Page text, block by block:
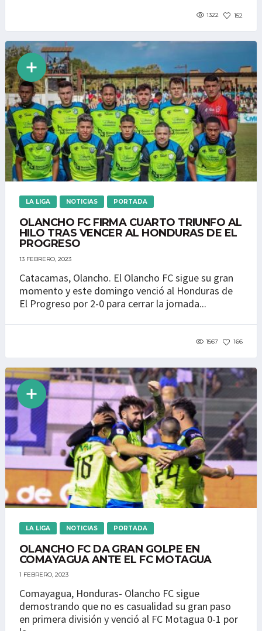
1322 152
LA LIGA NOTICIAS PORTADA
OLANCHO FC FIRMA CUARTO TRIUNFO AL
HILO TRAS VENCER AL HONDURAS DE EL
PROGRESO
13 FEBRERO, 2023
Catacamas, Olancho. El Olancho FC sigue su gran
momento y este domingo venció al Honduras de
El Progreso por 2-0 para cerrar la jornada...
1567 166
LA LIGA NOTICIAS PORTADA
OLANCHO FC DA GRAN GOLPE EN
COMAYAGUA ANTE EL FC MOTAGUA
1 FEBRERO, 2023
Comayagua, Honduras- Olancho FC sigue
demostrando que no es casualidad su gran paso
en primera división y venció al FC Motagua 0-1 por